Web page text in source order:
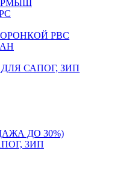
РВС
САПОГ, ЗИП
ДО 30%)
ЗИП